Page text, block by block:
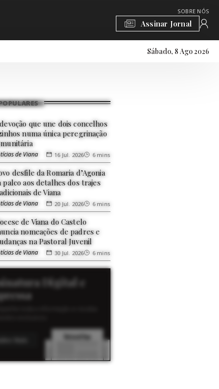
SOBRE NÓS
Assinar Jornal
Sábado, 8 Ago 2026
que une dois concelhos
numa única peregrinação
de Viana 16 Jul. 2026 6 mins
desfile da Romaria d’Agonia
palco aos detalhes dos trajes
de Viana
de Viana 20 Jul. 2026 6 mins
de Viana do Castelo
nomeações de padres e
na Pastoral Juvenil
de Viana 30 Jul. 2026 6 mins
Digital e